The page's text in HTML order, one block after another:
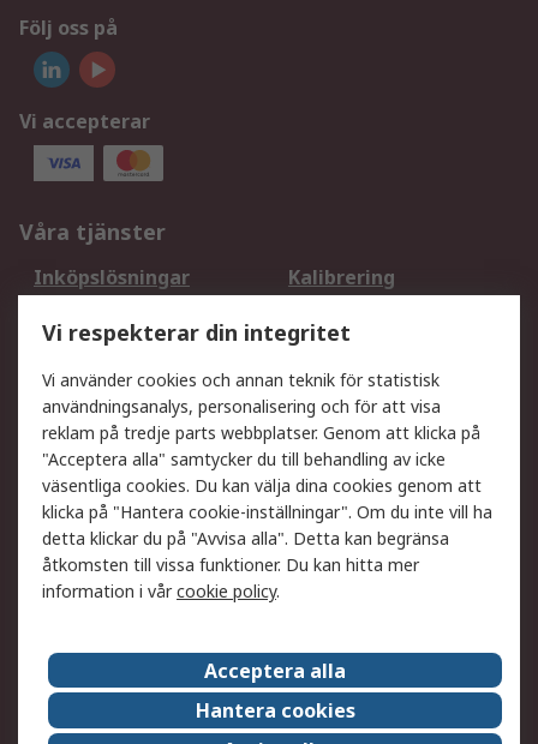
Följ oss på
Vi accepterar
Våra tjänster
Inköpslösningar
Kalibrering
DesignSpark
Teknisk Support
Ditt lokala säljteam
Exportlösningar
Support
Få hjälp
Retur av varor
Leverans
Spåra din order
Begär en fakturakopi
Fördelar med RS-konto
Betalningsalternativ
Om RS
Försäljningsvillkor
Det juridiska
Press Centre
Vi respekterar din integritet
Vi använder cookies och annan teknik för statistisk
användningsanalys, personalisering och för att visa
reklam på tredje parts webbplatser. Genom att klicka på
"Acceptera alla" samtycker du till behandling av icke
väsentliga cookies. Du kan välja dina cookies genom att
klicka på "Hantera cookie-inställningar". Om du inte vill ha
detta klickar du på "Avvisa alla". Detta kan begränsa
åtkomsten till vissa funktioner. Du kan hitta mer
information i vårcookie policy.
Acceptera alla
Hantera cookies